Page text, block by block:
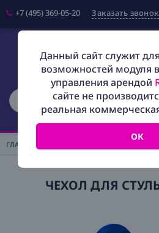
+7 (495) 369-05-20 Заказать звонок
Данный сайт служит
возможностей модуля
управления арендой
сайте не
реальная
ОК
Салфетки
Скатерти
Фуршетные юбки
Чехлы на стулья
Шатры
ГЛАВНАЯ
ЧЕХОЛ ДЛЯ